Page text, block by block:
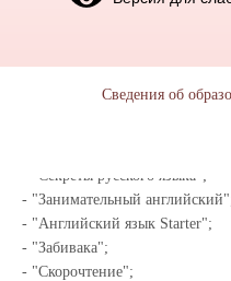
- "Радуга талантов";
- "Секреты русского языка";
- "Занимательный
- "Английский язык Starter";
- "Забивака";
- "Скорочтение";
Сведения об